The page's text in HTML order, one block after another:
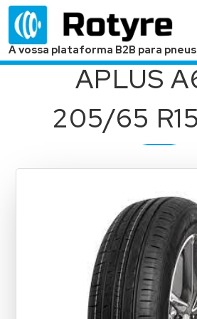
A vossa plataforma B2B para
APLUS
205/65